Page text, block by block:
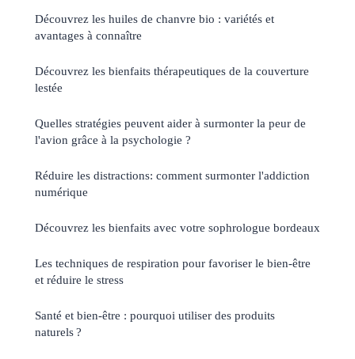
Découvrez les huiles de chanvre bio : variétés et
avantages à connaître
Découvrez les bienfaits thérapeutiques de la couverture
lestée
Quelles stratégies peuvent aider à surmonter la peur de
l'avion grâce à la psychologie ?
Réduire les distractions: comment surmonter l'addiction
numérique
Découvrez les bienfaits avec votre sophrologue bordeaux
Les techniques de respiration pour favoriser le bien-être
et réduire le stress
Santé et bien-être : pourquoi utiliser des produits
naturels ?